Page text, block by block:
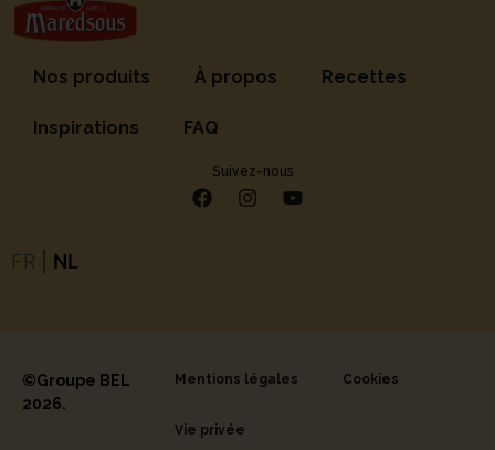
Nos produits À propos Recettes
Inspirations FAQ
Suivez-nous
FR NL
©Groupe BEL
2026.
Mentions légales Cookies
Vie privée